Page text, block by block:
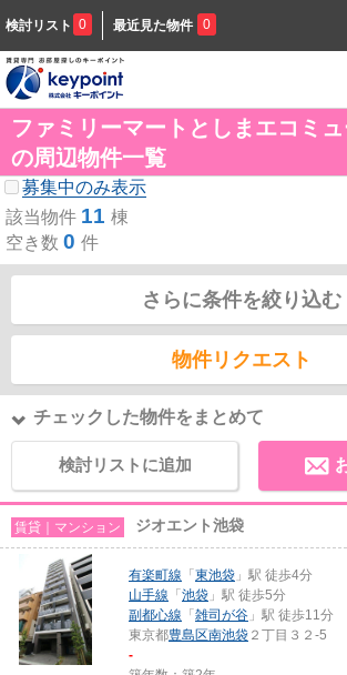
検討リスト 0 最近見た物件 0
ファミリーマートとしまエコミ
の周辺物件一覧
募集中のみ表示
該当物件 11 棟
空き数 0 件
さらに条件を絞り込む
物件リクエスト
チェックした物件をまとめて
検討リストに追加
賃貸｜マンション ジオエント池袋
有楽町線 「 東池袋 」駅 徒歩4分
山手線 「 池袋 」駅 徒歩5分
副都心線 「 雑司が谷 」駅 徒歩11分
東京都豊島区南池袋 ２丁目３２-5
-